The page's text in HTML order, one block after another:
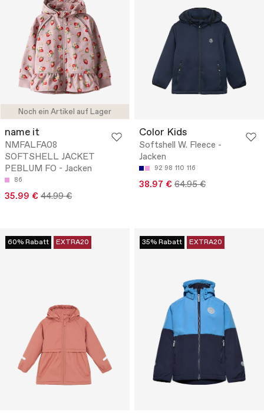
Noch ein Artikel auf Lager
name it
NMFALFA08
SOFTSHELL JACKET
PEBLUM FO - Jacken
86
35.99 € 44.99 €
Color Kids
Softshell W. Fleece -
Jacken
92 98 110 116
38.97 € 64.95 €
60% Rabatt EXTRA20 35% Rabatt EXTRA20